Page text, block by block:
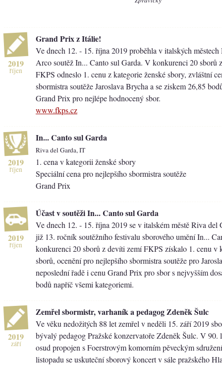
2019
říjen
Grand Prix z Itálie!
Ve dnech 12. - 15. října 2019 proběhla v italských
Arco soutěž In... Canto sul Garda. V konkurenci 20 sborů
FKPS odneslo 1. cenu z kategorie ženské sbory, zvláštní
sbormistra soutěže Jaroslava Brycha a se ziskem 26,85
Grand Prix pro nejlépe hodnocený sbor.
www.fkps.cz
2019
říjen
In... Canto sul Garda
Riva del Garda, IT
1. cena v kategorii ženské sbory
Speciální cena pro nejlepšího sbormistra soutěže
Grand Prix
2019
říjen
Účast v soutěži In... Canto sul Garda
Ve dnech 12. - 15. října 2019 se v italském městě Riva del
již 13. ročník soutěžního festivalu sborového umění In...
konkurenci 20 sborů z devíti zemí FKPS získalo 1. cenu v
sborů, ocenění pro nejlepšího sbormistra soutěže pro
neposlední řadě i cenu Grand Prix pro sbor s nejvyšším
bodů napříč všemi kategoriemi.
2019
září
Zemřel sbormistr, varhaník a pedagog Zdeněk Šulc
Ve věku nedožitých 88 let zemřel v neděli 15. září 2019
bývalý pedagog Pražské konzervatoře Zdeněk Šulc. V 90.
osud propojen s Foerstrovým komorním pěveckým
listopadu se uskuteční sborový koncert v sále pražského